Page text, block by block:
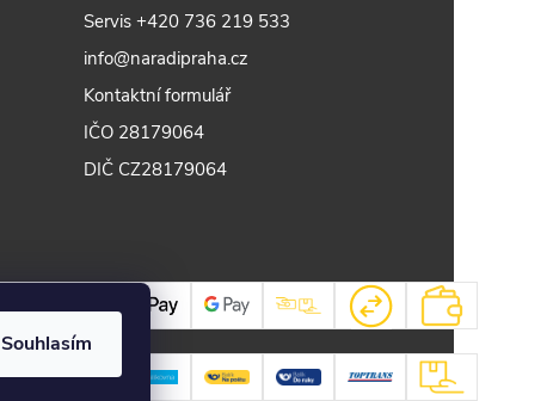
Souhlasím
Servis+420 736 219 533
info@naradipraha.cz
Kontaktní formulář
IČO 28179064
DIČ CZ28179064